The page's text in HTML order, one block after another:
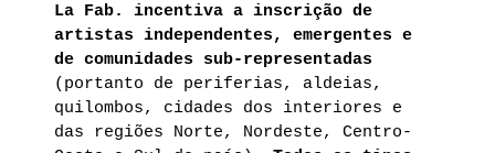
La Fab. incentiva a inscrição de
artistas independentes, emergentes e
de comunidades sub-representadas
(portanto de periferias, aldeias,
quilombos, cidades dos interiores e
das regiões Norte, Nordeste, Centro-